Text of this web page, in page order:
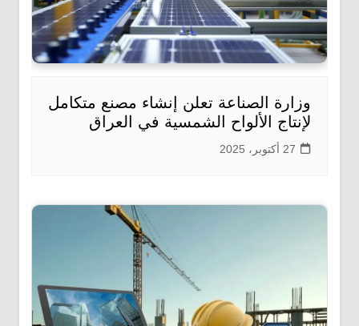
وزارة الصناعة تعلن إنشاء مصنع متكامل
لإنتاج الألواح الشمسية في العراق
27 أكتوبر، 2025